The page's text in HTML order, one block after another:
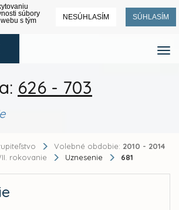
súbory
s tým
NESÚHLASÍM SÚHLASÍM
626 - 703
Volebné obdobie: 2010 - 2014
rokovanie Uznesenie 681